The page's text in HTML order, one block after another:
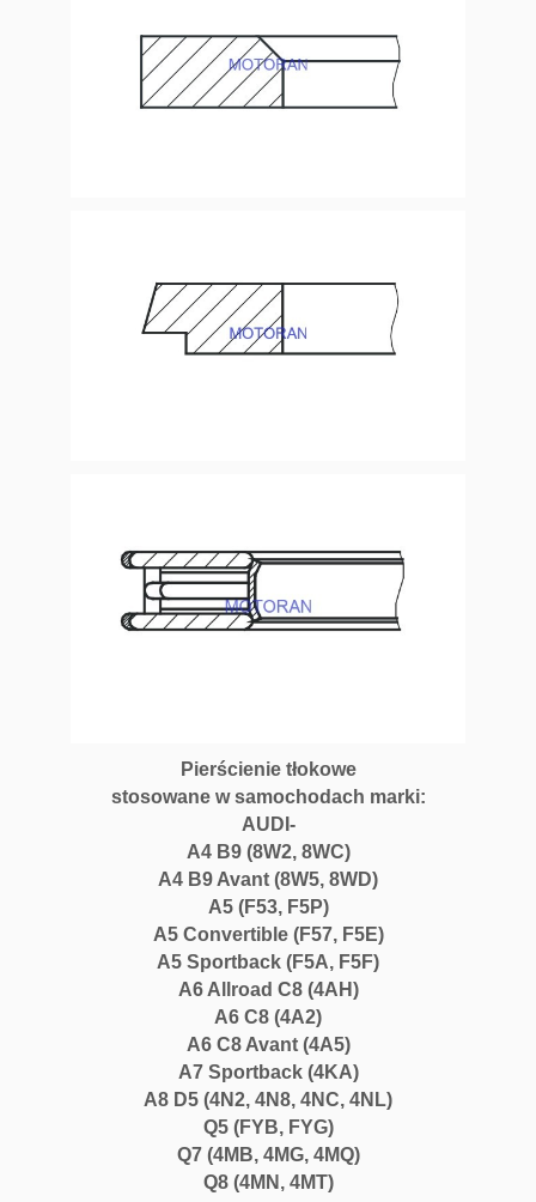
Pierścienie tłokowe
stosowane w samochodach marki:
AUDI-
A4 B9 (8W2, 8WC)
A4 B9 Avant (8W5, 8WD)
A5 (F53, F5P)
A5 Convertible (F57, F5E)
A5 Sportback (F5A, F5F)
A6 Allroad C8 (4AH)
A6 C8 (4A2)
A6 C8 Avant (4A5)
A7 Sportback (4KA)
A8 D5 (4N2, 4N8, 4NC, 4NL)
Q5 (FYB, FYG)
Q7 (4MB, 4MG, 4MQ)
Q8 (4MN, 4MT)